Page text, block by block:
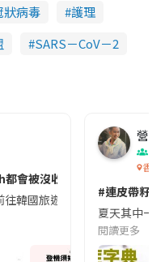
狀病毒
護理
SARS－CoV－2
會被沒收😱出發前切記檢查
往韓國旅遊的民眾，近期要
營養
香港
#連皮帶籽
夏天其中一
閱讀更多